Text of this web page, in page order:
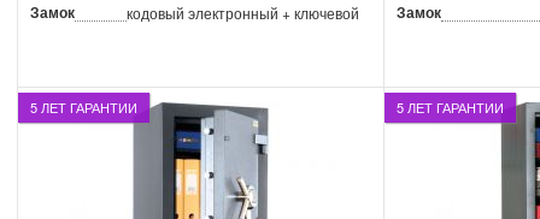
Замок кодовый электронный + ключевой
Замок
5 ЛЕТ ГАРАНТИИ 5 ЛЕТ ГАРАНТИИ